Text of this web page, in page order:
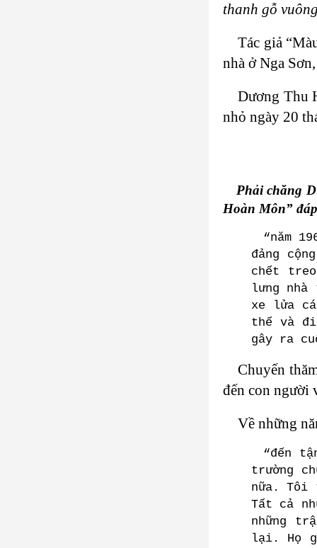
thanh gỗ
Tác giả
nhà ở Nga
Dương Thu
nhỏ ngày 20
Phải chăng
Hoàn Môn”
“năm
đảng
chết
lưng nhà
xe lửa
thế và
gây ra
Chuyến
đến con người
Về những
“đến
trường
nữa. Tôi
Tất cả
những
lại. Họ